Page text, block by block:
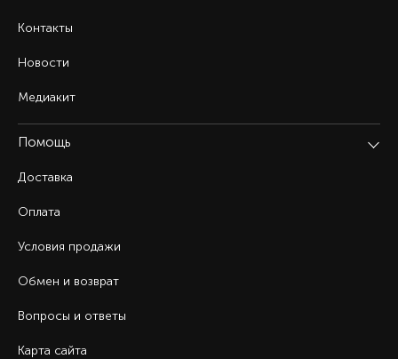
Контакты
Новости
Медиакит
Помощь
Доставка
Оплата
Условия продажи
Обмен и возврат
Вопросы и ответы
Карта сайта